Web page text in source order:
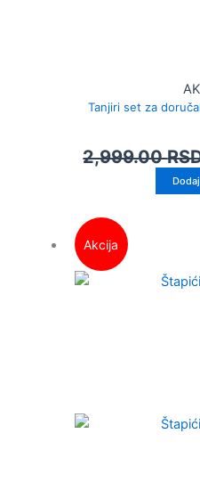
Tanjiri set za
2,999.00
Akcija